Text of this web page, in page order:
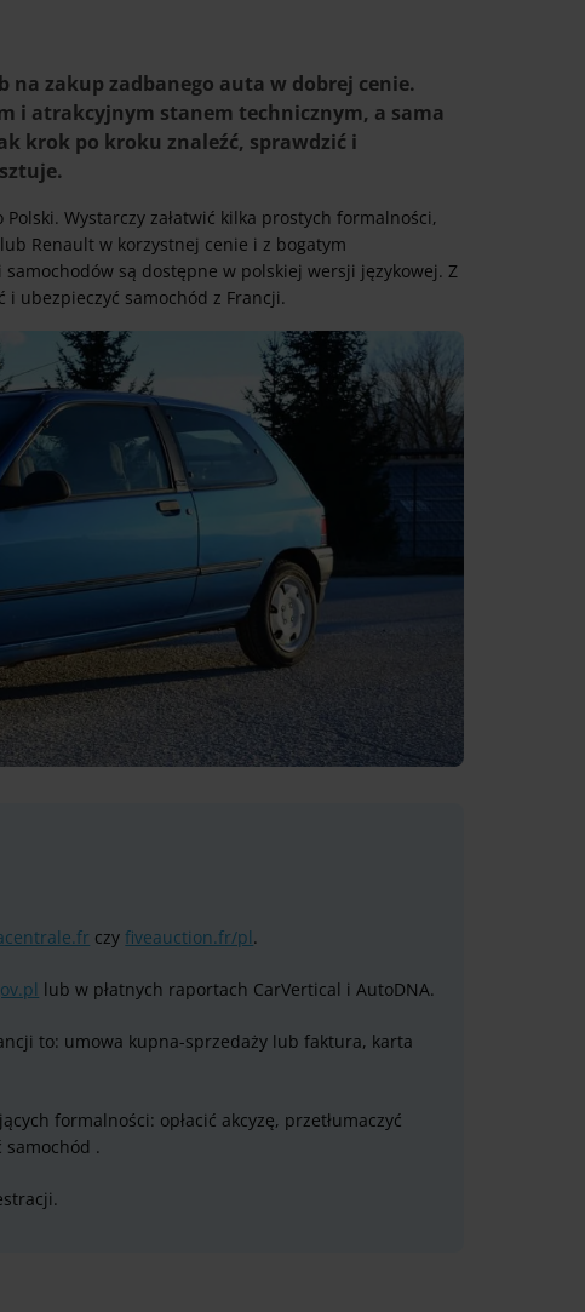
na zakup zadbanego auta w dobrej cenie.
i atrakcyjnym stanem technicznym, a sama
krok po kroku znaleźć, sprawdzić i
Wystarczy załatwić kilka prostych formalności,
Renault w korzystnej cenie i z bogatym
są dostępne w polskiej wersji językowej. Z
ubezpieczyć samochód z Francji.
czyfiveauction.fr/pl.
lub w płatnych raportach CarVertical i AutoDNA.
to: umowa kupna-sprzedaży lub faktura, karta
formalności: opłacić akcyzę, przetłumaczyć
.